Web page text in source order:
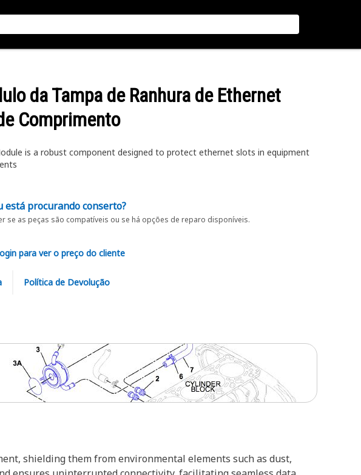
da Tampa de Ranhura de Ethernet
Comprimento
is a robust component designed to protect ethernet slots in equipment
está procurando conserto?
se as peças são compatíveis ou se há opções de reparo disponíveis.
para ver o preço do cliente
Política de Devolução
shielding them from environmental elements such as dust,